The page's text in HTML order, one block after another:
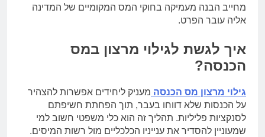
מחייב הבנה מעמיקה בחוקי המס המקומיים של המדינה
אליה עובר הפרט.
איך לגשת לגילוי מרצון במס
הכנסה?
גילוי מרצון מס הכנסה מעניק ליחידים אפשרות להצהיר
על הכנסות שלא דווחו בעבר, תוך הפחתת חשיפתם
לסנקציות פליליות. תהליך זה הוא כלי משפטי חשוב למי
שמעוניין להסדיר את ענייניו הכלכליים מול רשות המיסים.